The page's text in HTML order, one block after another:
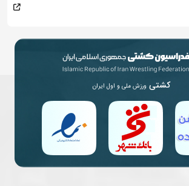
کشتی ورزش ملی و اول ایران